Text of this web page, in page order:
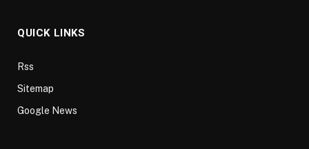
QUICK LINKS
Rss
Sitemap
Google News